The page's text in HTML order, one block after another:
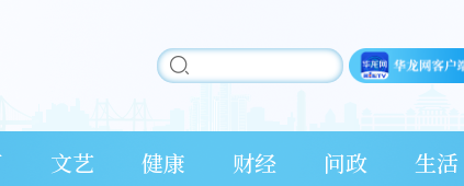
文艺 健康 财经 问政 生活